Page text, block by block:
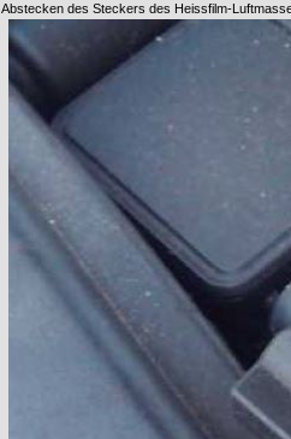
Abstecken des Steckers des Heissfilm-